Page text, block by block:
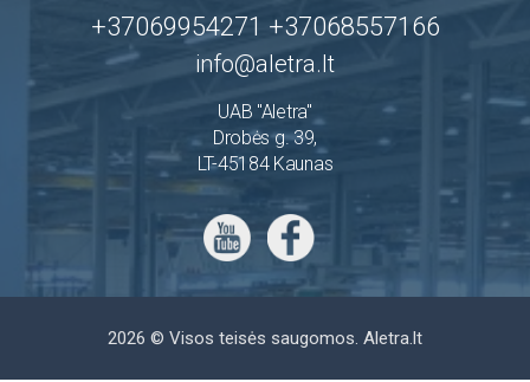
+37069954271 +37068557166
info@aletra.lt
UAB "Aletra"
Drobės g. 39,
LT-45184 Kaunas
2026 © Visos teisės saugomos. Aletra.lt